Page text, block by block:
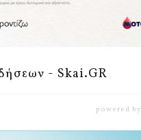
- Skai.GR
powered by